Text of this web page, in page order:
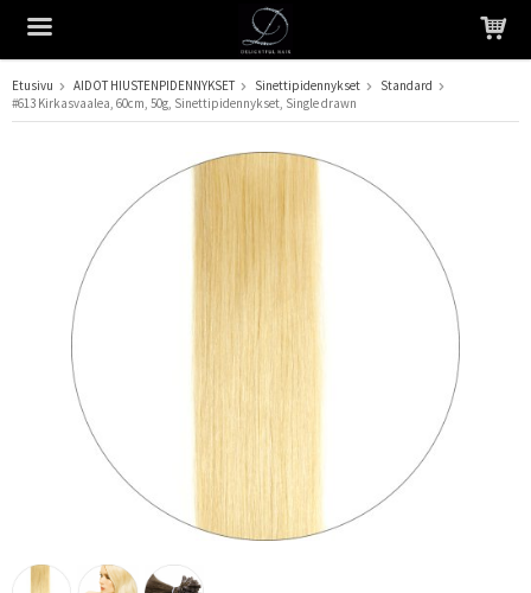
Tuote on lisätty ostoskoriin
Etusivu AIDOT HIUSTENPIDENNYKSET Sinettipidennykset
Standard
#613 Kirkasvaalea, 60cm, 50g, Sinettipidennykset, Single drawn